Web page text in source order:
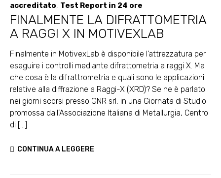
accreditato, Test Report in 24 ore
FINALMENTE LA DIFRATTOMETRIA
A RAGGI X IN MOTIVEXLAB
Finalmente in MotivexLab è disponibile l’attrezzatura per
eseguire i controlli mediante difrattometria a raggi X. Ma
che cosa è la difrattrometria e quali sono le applicazioni
relative alla diffrazione a Raggi-X (XRD)? Se ne è parlato
nei giorni scorsi presso GNR srl, in una Giornata di Studio
promossa dall’Associazione Italiana di Metallurgia, Centro
di [...]
CONTINUA A LEGGERE